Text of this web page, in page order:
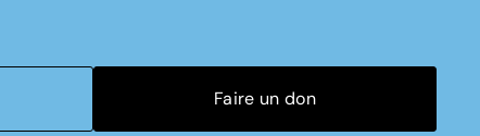
Faire un don